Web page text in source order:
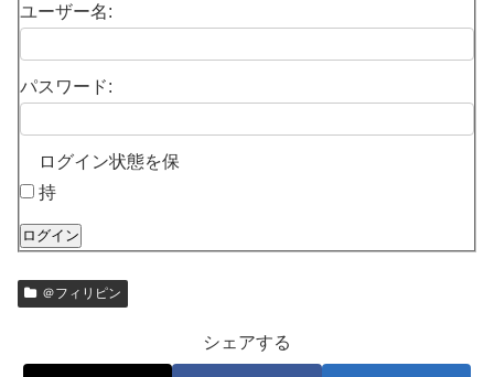
ユーザー名:
パスワード:
ログイン状態を保
持
ログイン
＠フィリピン
シェアする